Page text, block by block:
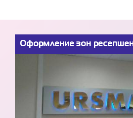
Оформление зон ресепшен